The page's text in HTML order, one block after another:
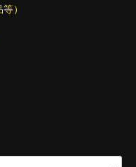
）